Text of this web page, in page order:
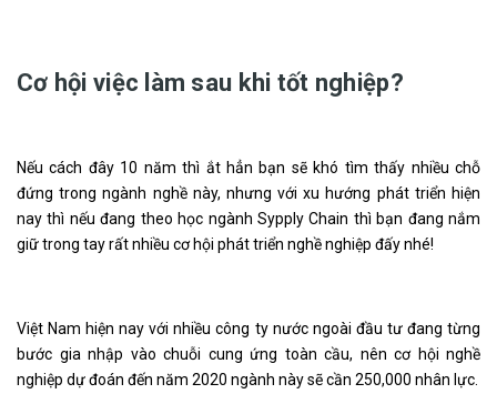
Cơ hội việc làm sau khi tốt nghiệp?
Nếu cách đây 10 năm thì ắt hẳn bạn sẽ khó tìm thấy nhiều chỗ
đứng trong ngành nghề này, nhưng với xu hướng phát triển hiện
nay thì nếu đang theo học ngành Sypply Chain thì bạn đang nắm
giữ trong tay rất nhiều cơ hội phát triển nghề nghiệp đấy nhé!
Việt Nam hiện nay với nhiều công ty nước ngoài đầu tư đang từng
bước gia nhập vào chuỗi cung ứng toàn cầu, nên cơ hội nghề
nghiệp dự đoán đến năm 2020 ngành này sẽ cần 250,000 nhân lực.